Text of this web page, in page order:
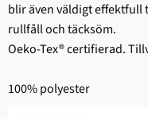
blir även väldigt
rullfåll och täcksöm.
Oeko-Tex® certifierad.
100% polyester